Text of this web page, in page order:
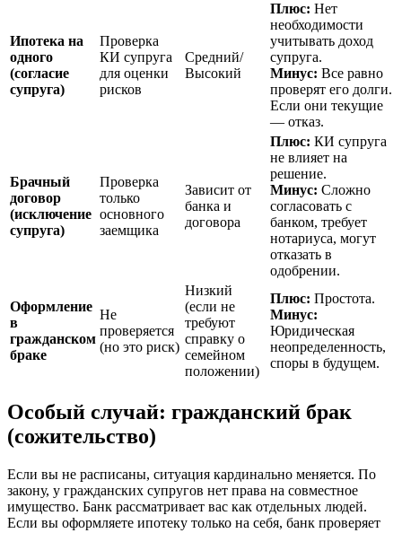
Ипотека на
одного
(согласие
супруга)
Проверка
КИ супруга
для оценки
рисков
Средний/
Высокий
Плюс: Нет
необходимости
учитывать доход
супруга.
Минус: Все равно
проверят его долги.
Если они текущие
— отказ.
Брачный
договор
(исключение
супруга)
Проверка
только
основного
заемщика
Зависит от
банка и
договора
Плюс: КИ супруга
не влияет на
решение.
Минус: Сложно
согласовать с
банком, требует
нотариуса, могут
отказать в
одобрении.
Оформление
в
гражданском
браке
Не
проверяется
(но это риск)
Низкий
(если не
требуют
справку о
семейном
положении)
Плюс: Простота.
Минус:
Юридическая
неопределенность,
споры в будущем.
Особый случай: гражданский брак
(сожительство)
Если вы не расписаны, ситуация кардинально меняется. По
закону, у гражданских супругов нет права на совместное
имущество. Банк рассматривает вас как отдельных людей.
Если вы оформляете ипотеку только на себя, банк проверяет